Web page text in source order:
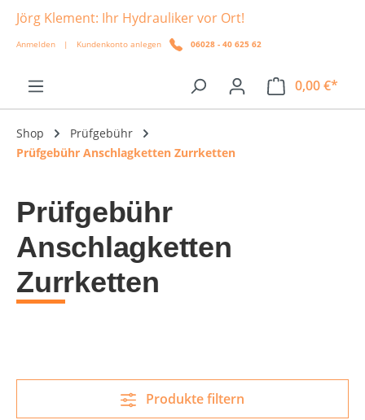
springen
Jörg Klement: Ihr Hydrauliker vor Ort!
Anmelden | Kundenkonto anlegen 06028 - 40 625 62
0,00 €*
Shop
Prüfgebühr
Prüfgebühr Anschlagketten Zurrketten
Prüfgebühr
Anschlagketten
Zurrketten
Produkte filtern